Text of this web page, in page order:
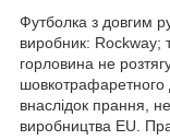
Футболка з довгим
виробник: Rockway;
горловина не
шовкотрафаретного
внаслідок прання,
виробництва EU.